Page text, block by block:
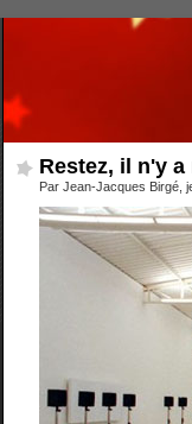
Restez, il n'y
Par Jean-Jacques Birgé,